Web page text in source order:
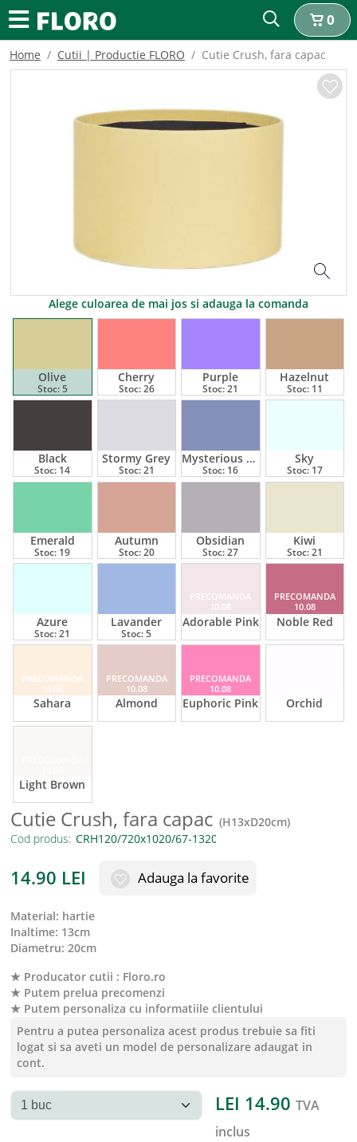
0
Home Cutii | Productie FLORO Cutie Crush, fara capac
Alege culoarea de mai jos si adauga la comanda
Olive
Stoc:5
Cherry
Stoc:26
Purple
Stoc:21
Hazelnut
Stoc: 11
Black
Stoc: 14
Stormy Grey
Stoc:21
Mysterious Blue
Stoc: 16
Sky
Stoc: 17
Emerald
Stoc: 19
Autumn
Stoc:20
Obsidian
Stoc:27
Kiwi
Stoc:21
Azure
Stoc:21
Lavander
Stoc:5
Adorable Pink
PRECOMANDA
10.08
Noble Red
PRECOMANDA
10.08
Sahara
PRECOMANDA
10.08
Almond
PRECOMANDA
10.08
Euphoric Pink
PRECOMANDA
10.08
Orchid
Light Brown
Cutie Crush, fara capac (H13xD20cm)
Cod produs:
14.90 LEI Adauga la favorite
material: hartie
inaltime: 13cm
diametru: 20cm
★ Producator cutii : Floro.ro
★ Putem prelua precomenzi
★ Putem personaliza cu informatiile clientului
Pentru a putea personaliza acest produs trebuie sa fiti
logat si sa aveti un model de personalizare adaugat in
cont.
LEI 14.90 TVA
inclus